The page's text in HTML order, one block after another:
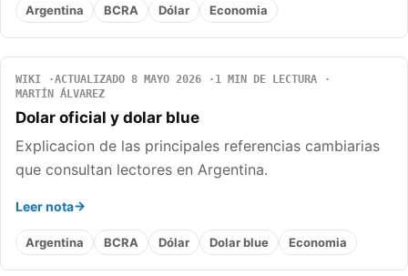
Argentina BCRA Dólar Economia
WIKI ACTUALIZADO 8 MAYO 2026
1 MIN DE LECTURA
MARTÍN ÁLVAREZ
Dolar oficial y dolar blue
Explicacion de las principales referencias cambiarias
que consultan lectores en Argentina.
Leer nota
Argentina BCRA Dólar Dolar blue Economia